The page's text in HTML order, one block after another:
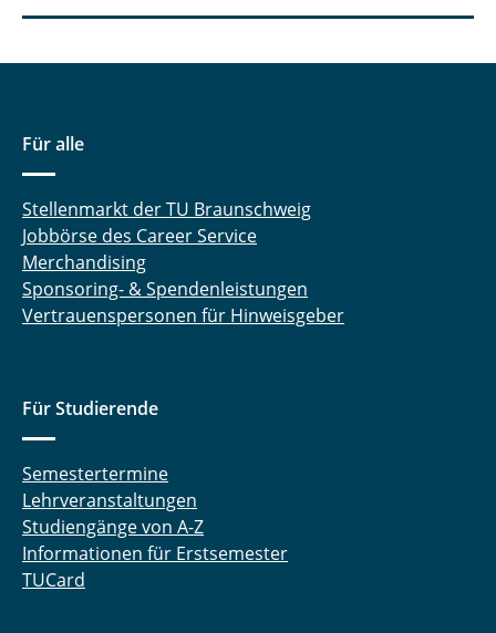
Für alle
Stellenmarkt der TU Braunschweig
Jobbörse des Career Service
Merchandising
Sponsoring- & Spendenleistungen
Vertrauenspersonen für Hinweisgeber
Für Studierende
Semestertermine
Lehrveranstaltungen
Studiengänge von A-Z
Informationen für Erstsemester
TUCard